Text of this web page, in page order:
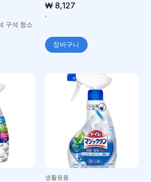
구석 청소
₩8,127
.
장바구니
생활용품